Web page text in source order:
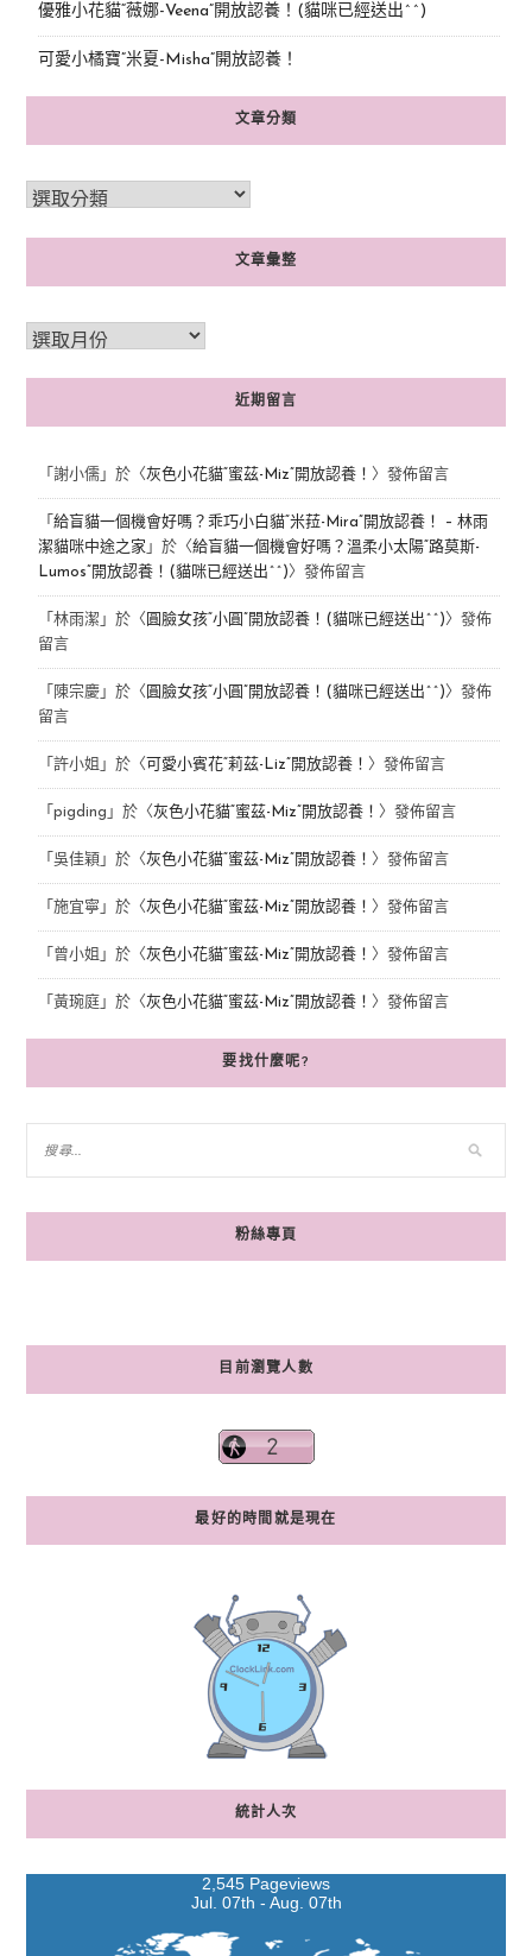
優雅小花貓“薇娜-Veena”開放認養！(貓咪已經送出^^)
可愛小橘寶”米夏-Misha”開放認養！
文章分類
文章彙整
近期留言
「 謝小儒」於〈灰色小花貓“蜜茲-Miz”開放認養！ 〉發佈留言
「 給盲貓一個機會好嗎？乖巧小白貓“米菈-Mira”開放認養！ – 林雨
潔貓咪中途之家 」於〈給盲貓一個機會好嗎？溫柔小太陽“路莫斯-
Lumos”開放認養！(貓咪已經送出^^)〉發佈留言
「 林雨潔 」於〈 圓臉女孩“小圓”開放認養！(貓咪已經送出^^)〉發佈
留言
「 陳宗慶」於〈 圓臉女孩“小圓”開放認養！(貓咪已經送出^^)〉發佈
留言
「 許小姐 」於〈 可愛小賓花“莉茲-Liz”開放認養！ 〉發佈留言
「 pigding 」於〈灰色小花貓“蜜茲-Miz”開放認養！ 〉發佈留言
「 吳佳穎 」於〈灰色小花貓“蜜茲-Miz”開放認養！ 〉發佈留言
「 施宜寧 」於〈灰色小花貓“蜜茲-Miz”開放認養！ 〉發佈留言
「 曾小姐 」於〈灰色小花貓“蜜茲-Miz”開放認養！ 〉發佈留言
「 黃琬庭」於〈灰色小花貓“蜜茲-Miz”開放認養！ 〉發佈留言
要找什麼呢?
粉絲專頁
目前瀏覽人數
最好的時間就是現在
統計人次
2,545 Pageviews
Jul. 07th - Aug. 07th